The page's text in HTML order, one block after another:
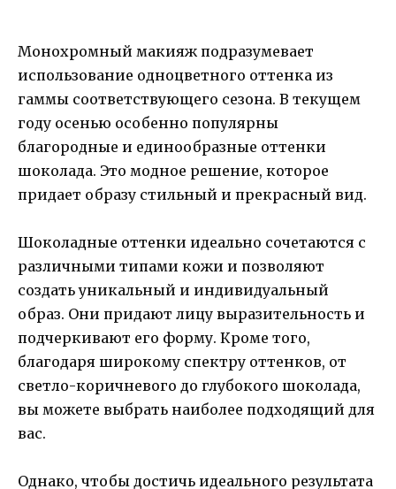
Монохромный макияж подразумевает
использование одноцветного оттенка из
гаммы соответствующего сезона. В текущем
году осенью особенно популярны
благородные и единообразные оттенки
шоколада. Это модное решение, которое
придает образу стильный и прекрасный вид.
Шоколадные оттенки идеально сочетаются с
различными типами кожи и позволяют
создать уникальный и индивидуальный
образ. Они придают лицу выразительность и
подчеркивают его форму. Кроме того,
благодаря широкому спектру оттенков, от
светло-коричневого до глубокого шоколада,
вы можете выбрать наиболее подходящий для
вас.
Однако, чтобы достичь идеального результата